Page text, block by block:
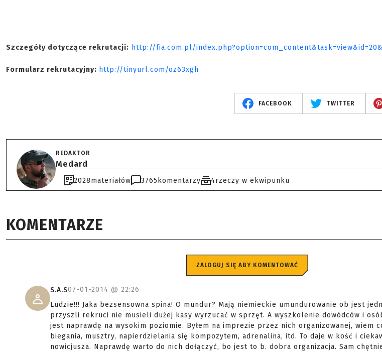
Szczegóły dotyczące rekrutacji: http://fia.com.pl/
Formularz rekrutacyjny: http://tinyurl.com/oz63xgh
FACEBOOK TWITTER
REDAKTOR
Medard
2028materiałów 3765 komentarzy 4rzeczy w ekwipunku
KOMENTARZE
ZALOGUJ SIĘ ABY KOMENTOWAĆ
S.A.S07-01-2014 @ 22:26
Ludzie!!! Jaka bezsensowna spina! O mundur? Mają niemieckie umundurowanie ob jest
przyszli rekruci nie musieli dużej kasy wyrzucać w sprzęt. A wyszkolenie dowódców i
jest naprawdę na wysokim poziomie. Byłem na imprezie przez nich organizowanej, wiem
biegania, musztry, napierdzielania się kompozytem, adrenalina, itd. To daje w kość i
nowicjusza. Naprawdę warto do nich dołączyć, bo jest to b. dobra organizacja. Sam